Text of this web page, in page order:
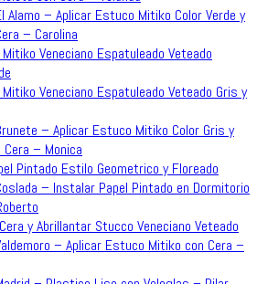
Alamo – Aplicar Estuco Mitiko Color Verde y
– Carolina
Veneciano Espatuleado Veteado
Veneciano Espatuleado Veteado Gris y
– Aplicar Estuco Mitiko Color Gris y
– Monica
Pintado Estilo Geometrico y Floreado
– Instalar Papel Pintado en Dormitorio
y Abrillantar Stucco Veneciano Veteado
– Aplicar Estuco Mitiko con Cera –